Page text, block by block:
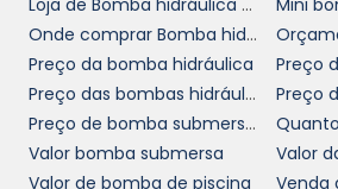
motordestaca-se por
alternativa que exige
operacional,
contínuas.
Outro ponto a ser
compatibilidade com o
Loja de Bomba hidráulica de pistão
Mini
Onde comprar Bomba hidráulica de pistão
Preço da bomba hidráulica
Preço
Preço das bombas hidráulicas em SP
Preço
Preço de bomba submersivel
Valor bomba submersa
Valor
Valor de bomba de piscina